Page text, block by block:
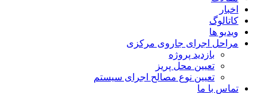
اخبار
کاتالوگ
ویدیو ها
مراحل اجرای جاروی مرکزی
بازدید پروژه
تعیین محل پریز
تعیین نوع مصالح اجرای سیستم
تماس با ما